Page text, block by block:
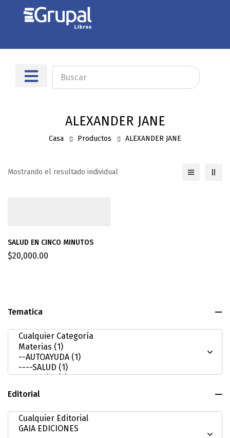
ALEXANDER JANE
Casa Productos ALEXANDER JANE
Tematica
Editorial
Mostrando el resultado individual
SALUD EN CINCO MINUTOS
$20,000.00